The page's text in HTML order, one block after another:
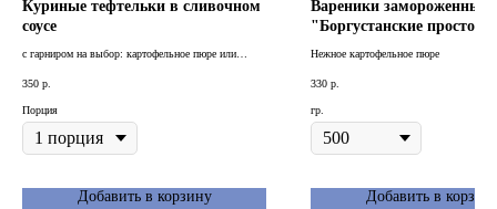
Куриные тефтельки в сливочном
соусе
с гарниром на выбор: картофельное пюре или
350 р.
Порция
Добавить в корзину
Вареники замороженные
"Боргустанские
Нежное картофельное пюре
330 р.
гр.
Добавить в